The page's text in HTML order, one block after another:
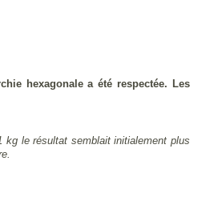
hexagonale a été respectée. Les
kg le résultat semblait initialement plus